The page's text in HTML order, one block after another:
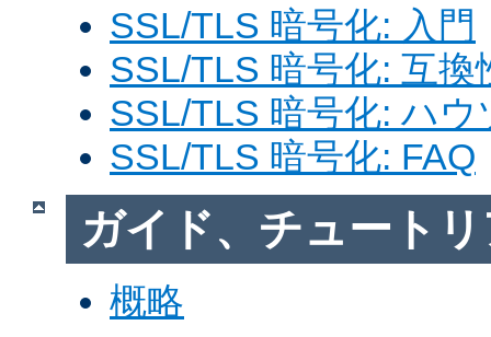
SSL/TLS 暗号化: 入門
SSL/TLS 暗号化: 互換
SSL/TLS 暗号化: ハウ
SSL/TLS 暗号化: FAQ
ガイド、チュート
概略